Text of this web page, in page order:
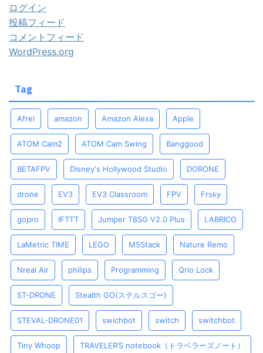
ログイン
投稿フィード
コメントフィード
WordPress.org
Tag
Afrel amazon Amazon Alexa Apple
ATOM Cam2 ATOM Cam Swing Banggood
BETAFPV Disney's Hollywood Studio DORONE
drone EV3 EV3 Classroom FPV Frsky
gopro IFTTT Jumper T8SG V2.0 Plus LABRICO
LaMetric TIME LEGO M5Stack Nature Remo
Nreal Air philips Programming Qrio Lock
ST-DRONE Stealth GO(ステルスゴー)
STEVAL-DRONE01 swichbot switch switchbot
Tiny Whoop TRAVELER’S notebook（トラベラーズノート）